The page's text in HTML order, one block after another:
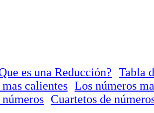
es una Reducción? Tabla
calientes Los números
Cuartetos de